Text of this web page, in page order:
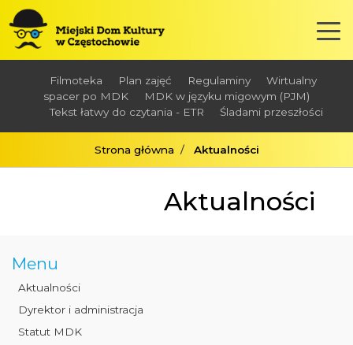
Filmoteka Plan zajęć Regulaminy
Wirtualny
spacer po MDK
MDK w języku migowym (PJM)
Tekst łatwy do czytania - ETR
Śladami przeszłości
Strona główna Aktualności
Menu
Aktualności
Dyrektor i administracja
Statut MDK
Aktualności